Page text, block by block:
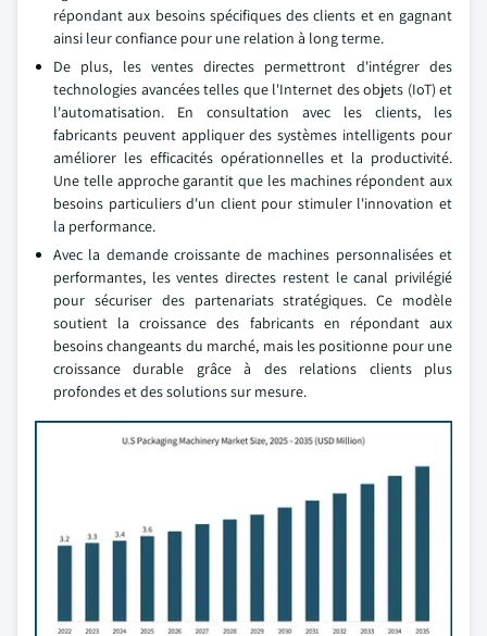
répondant aux besoins spécifiques des clients et en gagnant
ainsi leur confiance pour une relation à long terme.
De plus, les ventes directes permettront d'intégrer des
technologies avancées telles que l'Internet des objets (IoT) et
l'automatisation. En consultation avec les clients, les
fabricants peuvent appliquer des systèmes intelligents pour
améliorer les efficacités opérationnelles et la productivité.
Une telle approche garantit que les machines répondent aux
besoins particuliers d'un client pour stimuler l'innovation et
la performance.
Avec la demande croissante de machines personnalisées et
performantes, les ventes directes restent le canal privilégié
pour sécuriser des partenariats stratégiques. Ce modèle
soutient la croissance des fabricants en répondant aux
besoins changeants du marché, mais les positionne pour une
croissance durable grâce à des relations clients plus
profondes et des solutions sur mesure.